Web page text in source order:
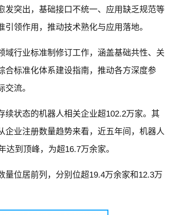
发突出，基础接口不统一、应用缺乏规范等
领作用，推动技术熟化与应用落地。
行业标准制修订工作，涵盖基础共性、关
合标准化体系建设指南，推动各方深度参
流。
状态的机器人相关企业超102.2万家。其
企业注册数量趋势来看，近五年间，机器人
到顶峰，为超16.7万余家。
位居前列，分别位超19.4万余家和12.3万